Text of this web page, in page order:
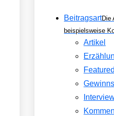
BeitragsartDie
beispielsweise
Artikel